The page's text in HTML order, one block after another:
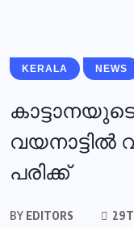
KERALA NEWS
വയനാട്ടിൽ
പരിക്ക്
BY EDITORS